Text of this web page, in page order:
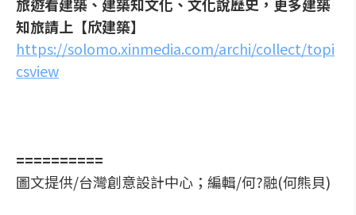
知旅請上【欣建築】
https://solomo.xinmedia.com/archi/collect/topi
csview
==========
圖文提供/台灣創意設計中心；編輯/何?融(何熊貝)